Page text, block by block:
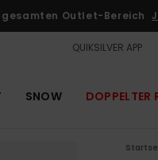
Outlet-Bereich
QUIKSILVER APP
SNOW DOPPELTER